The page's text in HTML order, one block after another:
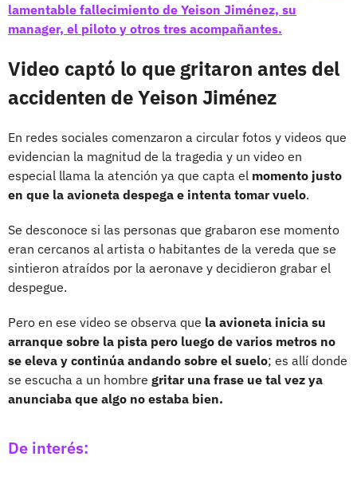
lamentable fallecimiento de Yeison Jiménez, su
manager, el piloto y otros tres acompañantes.
Video captó lo que gritaron antes del
accidenten de Yeison Jiménez
En redes sociales comenzaron a circular fotos y videos que
evidencian la magnitud de la tragedia y un video en
especial llama la atención ya que capta el momento justo
en que la avioneta despega e intenta tomar vuelo.
Se desconoce si las personas que grabaron ese momento
eran cercanos al artista o habitantes de la vereda que se
sintieron atraídos por la aeronave y decidieron grabar el
despegue.
Pero en ese video se observa que la avioneta inicia su
arranque sobre la pista pero luego de varios metros no
se eleva y continúa andando sobre el suelo; es allí donde
se escucha a un hombre gritar una frase ue tal vez ya
anunciaba que algo no estaba bien.
De interés: